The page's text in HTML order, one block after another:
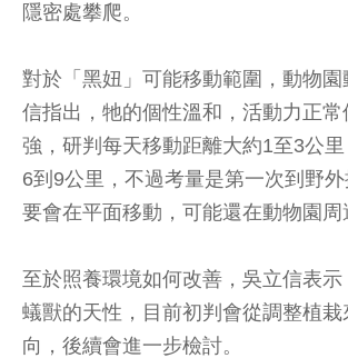
隱密處攀爬。
對於「黑妞」可能移動範圍，動物園
信指出，牠的個性溫和，活動力正常
強，研判每天移動距離大約1至3公
6到9公里，不過考量是第一次到野
要會在平面移動，可能還在動物園周
至於照養環境如何改善，吳立信表示
蟻獸的天性，目前初判會從調整植
向，後續會進一步檢討。